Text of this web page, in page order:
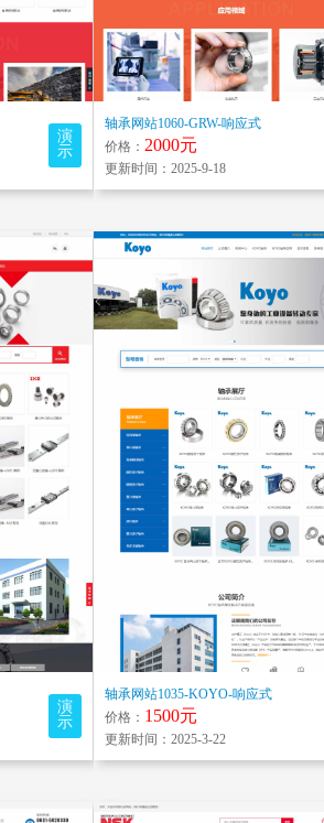
演
示
轴承网站1060-GRW-响应式
价格：2000元
更新时间：2025-9-18
演
示
轴承网站1035-KOYO-响应式
价格： 1500元
更新时间：2025-3-22